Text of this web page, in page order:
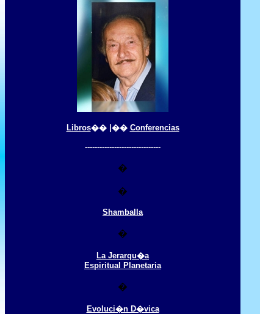
Libros�� |�� Conferencias
-------------------------------
�
�
Shamballa
�
La Jerarqu�a
Espiritual Planetaria
�
Evoluci�n D�vica